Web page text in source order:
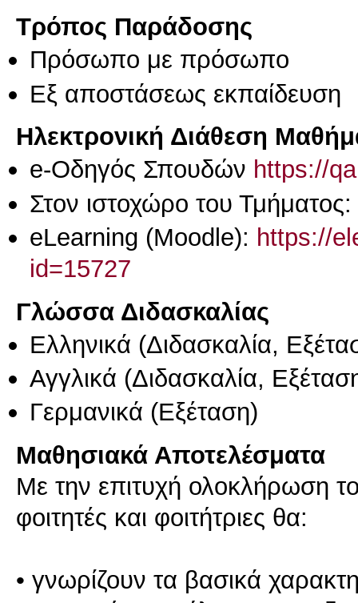
Τρόπος Παράδοσης
Πρόσωπο με πρόσωπο
Eξ απoστάσεως εκπαίδευση
Ηλεκτρονική Διάθεση
e-Οδηγός Σπουδών https://
Στον ιστοχώρο του Τμήματος:
eLearning (Moodle): https://
id=15727
Γλώσσα Διδασκαλίας
Ελληνικά (Διδασκαλία,
Αγγλικά (Διδασκαλία,
Γερμανικά (Εξέταση)
Μαθησιακά Αποτελέσματα
Με την επιτυχή ολοκλήρωση
φοιτητές και φοιτήτριες θα:
• γνωρίζουν τα βασικά